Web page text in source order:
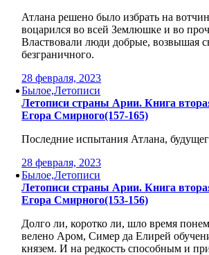
Атлана решено было избрать на
воцарился во всей Землюшке и во
Властвовали люди добрые, возвышая
безграничного.
28 февраля, 2023
Былое,Летописи
Летописи страны Арии. Книга
Егора Смирного(157-165)
Последние испытания Атлана,
28 февраля, 2023
Былое,Летописи
Летописи страны Арии. Книга
Егора Смирного(153-156)
Долго ли, коротко ли, шло время
велено Аром, Симер да Елирей
князем. И на редкость способным и